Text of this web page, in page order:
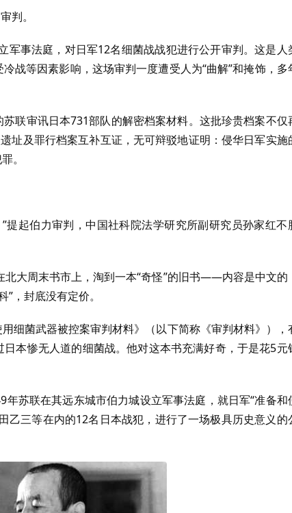
判。
军事法庭，对日军12名细菌战战犯进行公开审判。这是人
战等因素影响，这场审判一度遭受人为“曲解”和掩饰，多
联审讯日本731部队的解密档案材料。这批珍贵档案不仅
址及罪行档案互补互证，无可辩驳地证明：侵华日军实施
。
提起伯力审判，中国社科院法学研究所副研究员孙家红不
大周末书市上，淘到一本“奇怪”的旧书——内容是中文的
，封底没有定价。
细菌武器被控案审判材料》（以下简称《审判材料》），
本惨无人道的细菌战。他对这本书充满好奇，于是花5元
苏联在其远东城市伯力城设立军事法庭，就日军“准备和
乙三等在内的12名日本战犯，进行了一场极具历史意义的